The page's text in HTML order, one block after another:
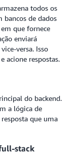
todos os
bancos de dados
que fornece
enviará
versa. Isso
acione respostas.
do backend.
a lógica de
que uma
stack